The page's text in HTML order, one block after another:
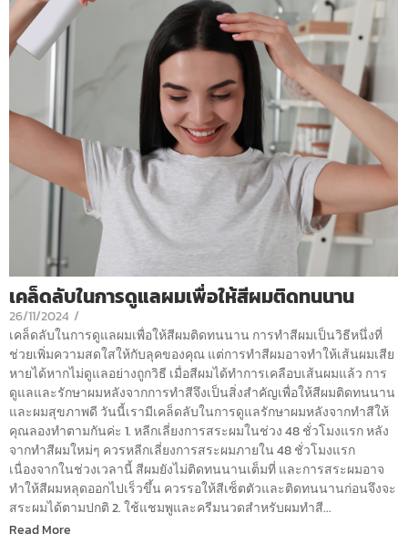
เคล็ดลับในการดูแลผมเพื่อให้สีผมติดทนนาน
26/11/2024 /
เคล็ดลับในการดูแลผมเพื่อให้สีผมติดทนนาน การทำสีผมเป็นวิธีหนึ่งที่
ช่วยเพิ่มความสดใสให้กับลุคของคุณ แต่การทำสีผมอาจทำให้เส้นผมเสีย
หายได้หากไม่ดูแลอย่างถูกวิธี เมื่อสีผมได้ทำการเคลือบเส้นผมแล้ว การ
ดูแลและรักษาผมหลังจากการทำสีจึงเป็นสิ่งสำคัญเพื่อให้สีผมติดทนนาน
และผมสุขภาพดี วันนี้เรามีเคล็ดลับในการดูแลรักษาผมหลังจากทำสีให้
คุณลองทำตามกันค่ะ 1. หลีกเลี่ยงการสระผมในช่วง 48 ชั่วโมงแรก หลัง
จากทำสีผมใหม่ๆ ควรหลีกเลี่ยงการสระผมภายใน 48 ชั่วโมงแรก
เนื่องจากในช่วงเวลานี้ สีผมยังไม่ติดทนนานเต็มที่ และการสระผมอาจ
ทำให้สีผมหลุดออกไปเร็วขึ้น ควรรอให้สีเซ็ตตัวและติดทนนานก่อนจึงจะ
สระผมได้ตามปกติ 2. ใช้แชมพูและครีมนวดสำหรับผมทำสี...